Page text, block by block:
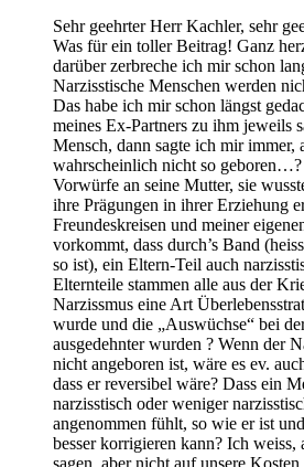
Sehr geehrter Herr Kachler, sehr
Was für ein toller Beitrag! Ganz
darüber zerbreche ich mir schon
Narzisstische Menschen werden
Das habe ich mir schon längst
meines Ex-Partners zu ihm jeweils
Mensch, dann sagte ich mir immer,
wahrscheinlich nicht so
Vorwürfe an seine Mutter, sie
ihre Prägungen in ihrer Erziehung
Freundeskreisen und meiner
vorkommt, dass durch’s Band
so ist), ein Eltern-Teil auch
Elternteile stammen alle aus der
Narzissmus eine Art
wurde und die „Auswüchse“ bei
ausgedehnter wurden ? Wenn der
nicht angeboren ist, wäre es ev.
dass er reversibel wäre? Dass ein
narzisstisch oder weniger
angenommen fühlt, so wie er ist
besser korrigieren kann? Ich weiss,